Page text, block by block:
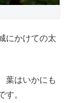
にかけての太
葉はいかにも
。